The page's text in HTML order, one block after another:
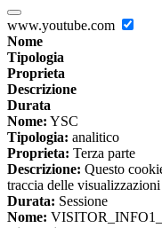
www.youtube.com
Nome
Tipologia
Proprieta
Descrizione
Durata
Nome: YSC
Tipologia: analitico
Proprieta: Terza parte
Descrizione: Questo
traccia delle
Durata: Sessione
Nome: